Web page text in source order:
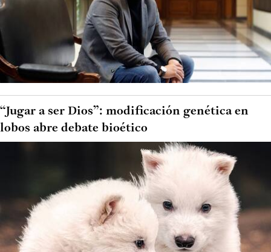
“Jugar a ser Dios”: modificación genética en
lobos abre debate bioético